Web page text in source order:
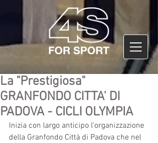
La "Prestigiosa"
GRANFONDO CITTA' DI
PADOVA - CICLI OLYMPIA
Inizia con largo anticipo l'organizzazione
della Granfondo Città di Padova che nel